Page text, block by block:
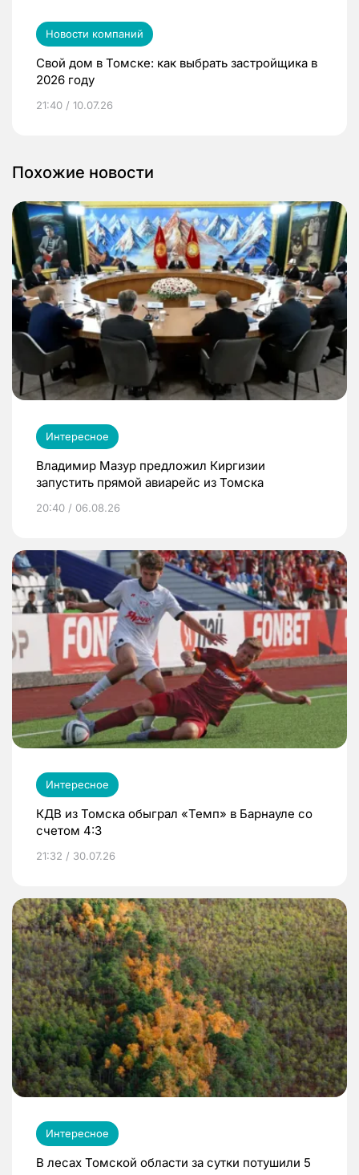
Новости компаний
Свой дом в Томске: как выбрать застройщика в
2026 году
21:40 / 10.07.26
Похожие новости
Интересное
Владимир Мазур предложил Киргизии
запустить прямой авиарейс из Томска
20:40 / 06.08.26
Интересное
КДВ из Томска обыграл «Темп» в Барнауле со
счетом 4:3
21:32 / 30.07.26
Интересное
В лесах Томской области за сутки потушили 5